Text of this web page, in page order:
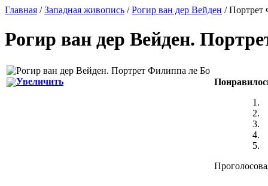
Главная /Западная живопись /Рогир ван дер Вейден / Портрет
Рогир ван дер Вейден.
Увеличить